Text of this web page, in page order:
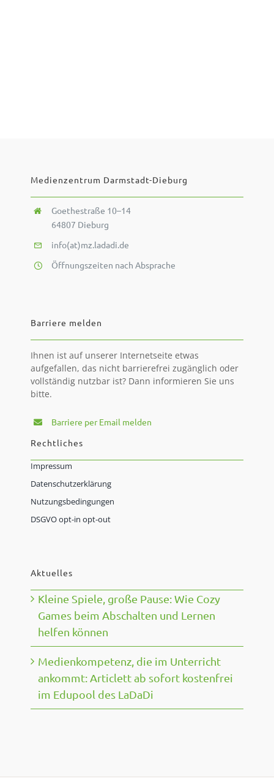
Medienzentrum Darmstadt-Dieburg
Goethestraße 10–14
64807 Dieburg
info(at)mz.ladadi.de
Öffnungszeiten nach Absprache
Barriere melden
Ihnen ist auf unserer Internetseite etwas
aufgefallen, das nicht barrierefrei zugänglich oder
vollständig nutzbar ist? Dann informieren Sie uns
bitte.
Barriere per Email melden
Rechtliches
Impressum
Datenschutzerklärung
Nutzungsbedingungen
DSGVO opt-in opt-out
Aktuelles
Kleine Spiele, große Pause: Wie Cozy
Games beim Abschalten und Lernen
helfen können
Medienkompetenz, die im Unterricht
ankommt: Articlett ab sofort kostenfrei
im Edupool des LaDaDi